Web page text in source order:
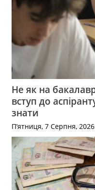
Не як на
вступ до
знати
П’ятниця, 7 Серпня, 2026